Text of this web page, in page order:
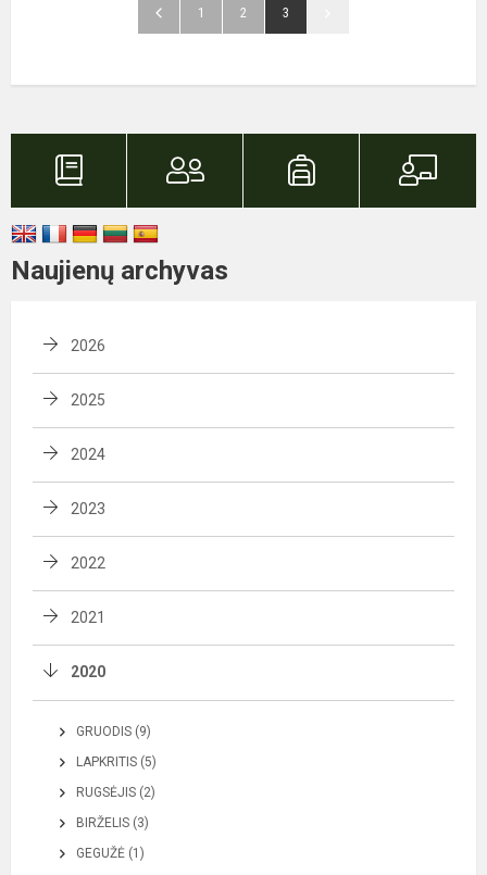
1 2 3
Naujienų archyvas
2026
2025
2024
2023
2022
2021
2020
GRUODIS (9)
LAPKRITIS (5)
RUGSĖJIS (2)
BIRŽELIS (3)
GEGUŽĖ (1)